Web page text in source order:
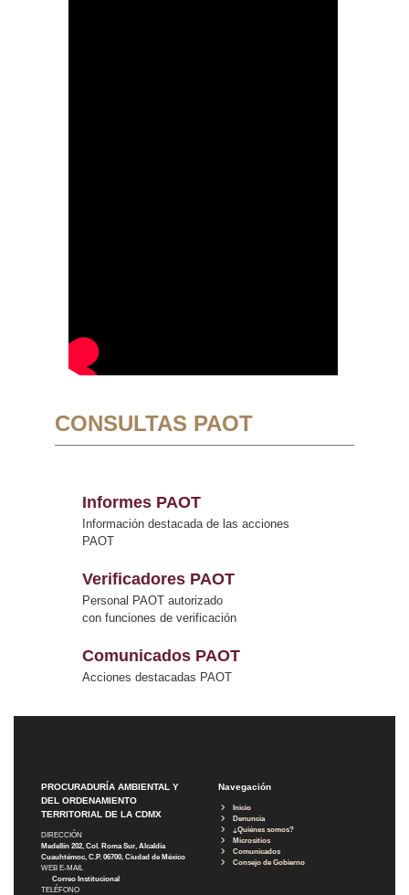
CONSULTAS PAOT
Informes PAOT
Información destacada de las acciones
PAOT
Verificadores PAOT
Personal PAOT autorizado
con funciones de verificación
Comunicados PAOT
Acciones destacadas PAOT
PROCURADURÍA AMBIENTAL Y
DEL ORDENAMIENTO
TERRITORIAL DE LA CDMX
DIRECCIÓN
Medellín 202, Col. Roma Sur, Alcaldía
Cuauhtémoc, C.P. 06700, Ciudad de México
WEB E-MAIL
Correo Institucional
TELÉFONO
Navegación
Inicio
Denuncia
¿Quiénes somos?
Micrositios
Comunicados
Consejo de Gobierno